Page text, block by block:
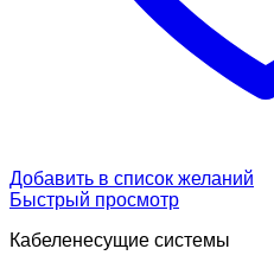
Добавить в список желаний
Быстрый просмотр
Кабеленесущие системы